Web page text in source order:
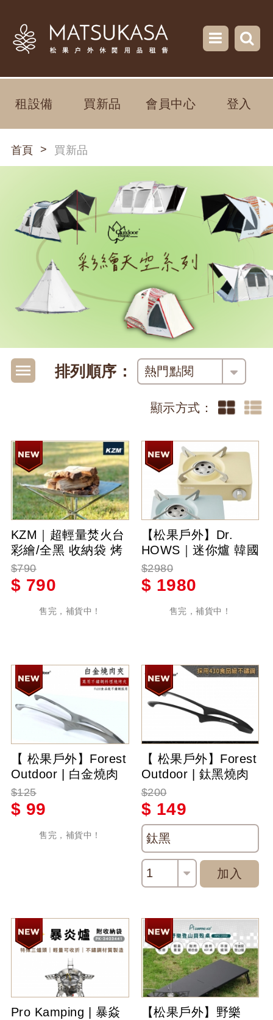
租設備 買新品 會員中心 登入
首頁 > 買新品
排列順序： 熱門點閱
顯示方式：
KZM｜超輕量焚火台
彩繪/全黑 收納袋 烤
肉野營
$790
$ 790
售完，補貨中！
【松果戶外】Dr.
HOWS｜迷你爐 韓國
馬卡龍爐具 馬卡龍迷
你爐 2.0kw 附收納箱
韓國卡式爐 薄荷綠/
檸檬黃
$2980
$ 1980
售完，補貨中！
【 松果戶外】Forest
Outdoor | 白金燒肉
夾 - 萬用不鏽鋼料理
夾 430食品級不鏽鋼
BBQ夾烤肉夾
$125
$ 99
售完，補貨中！
【 松果戶外】Forest
Outdoor | 鈦黑燒肉
夾 - 萬用不鏽鋼料理
夾 430食品級不鏽鋼
BBQ夾烤肉夾
$200
$ 149
鈦黑
1 加入
Pro Kamping | 暴焱
【松果戶外】野樂